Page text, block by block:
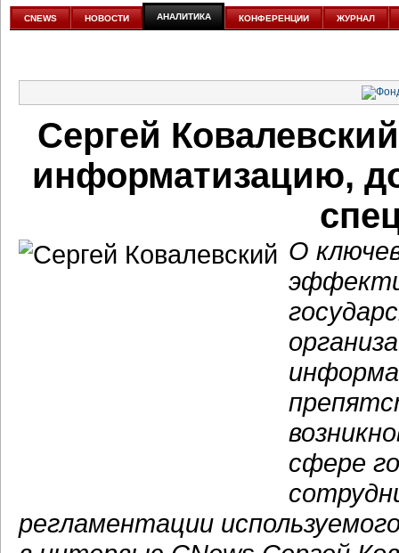
аналитике
CNEWS НОВОСТИ АНАЛИТИКА КОНФЕРЕНЦИИ ЖУРНАЛ
Сергей
информатизацию,
О
сфере
регламентации